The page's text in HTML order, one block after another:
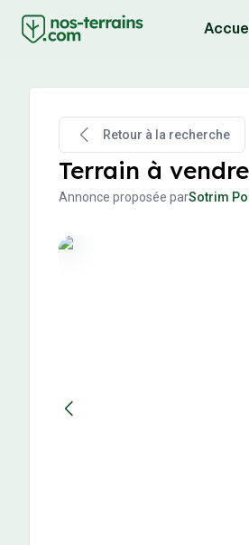
Retour à la recherche
Terrain à
Annonce proposée parSotrim